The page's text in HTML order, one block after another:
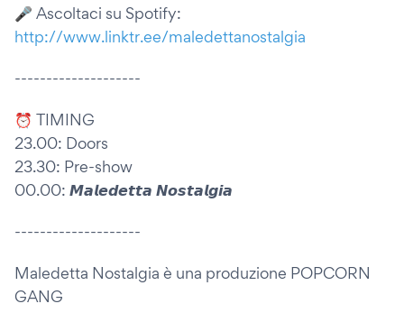
🎤 Ascoltaci su Spotify:
http://www.linktr.ee/maledettanostalgia
--------------------
⏰ TIMING
23.00: Doors
23.30: Pre-show
00.00: 𝙈𝙖𝙡𝙚𝙙𝙚𝙩𝙩𝙖 𝙉𝙤𝙨𝙩𝙖𝙡𝙜𝙞𝙖
--------------------
Maledetta Nostalgia è una produzione POPCORN
GANG